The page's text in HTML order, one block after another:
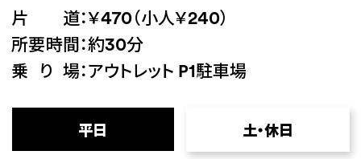
片道：￥470（小人￥240）
所要時間 ：約30分
乗り場：アウトレット P1駐車場
平日 土・休日